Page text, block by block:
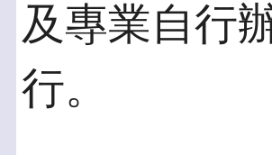
及專業自行
行。